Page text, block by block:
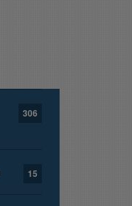
306
15